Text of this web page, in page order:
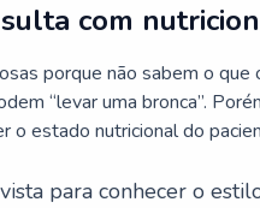
com
porque não sabem o que
“levar uma bronca”.
o estado nutricional do
para conhecer o